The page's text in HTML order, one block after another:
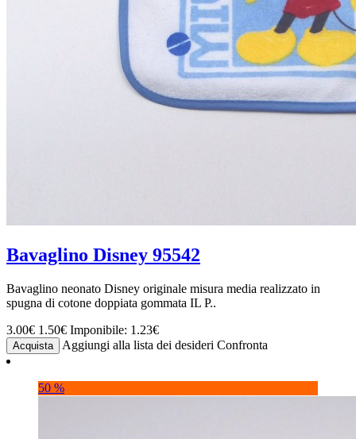
Bavaglino Disney 95542
Bavaglino neonato Disney originale misura media realizzato in
spugna di cotone doppiata gommata IL P..
3.00€ 1.50€ Imponibile: 1.23€
Acquista Aggiungi alla lista dei desideri Confronta
50 %